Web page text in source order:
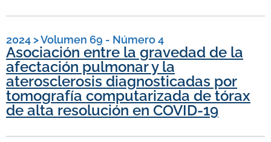
2024 >Volumen 69 - Número 4
Asociación entre la gravedad de la
afectación pulmonar y la
aterosclerosis diagnosticadas por
tomografía computarizada de tórax
de alta resolución en COVID-19